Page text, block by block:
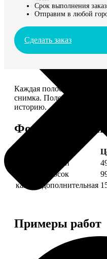
Срок выполнения
Отправим в любой
Сделать заказ
Каждая полоска
снимка. Полоски
историю.
Форматы и цены
4 фото полоски
8 фото полосок
каждая дополнительная
Примеры работ